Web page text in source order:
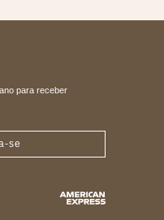
para receber
se